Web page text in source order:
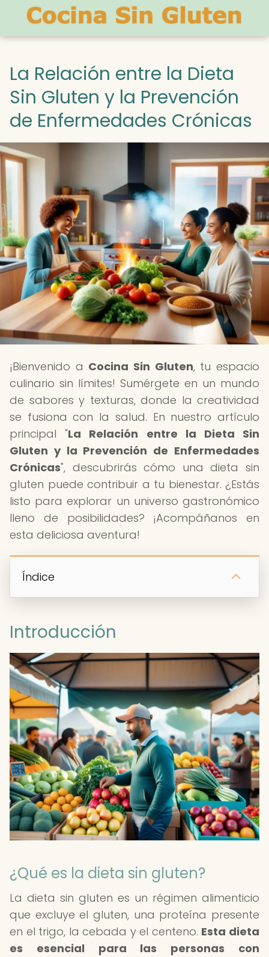
La Relación entre la Dieta
Sin Gluten y la Prevención
de Enfermedades Crónicas
¡Bienvenido a Cocina Sin Gluten, tu espacio
culinario sin límites! Sumérgete en un mundo
de sabores y texturas, donde la creatividad
se fusiona con la salud. En nuestro artículo
principal "La Relación entre la Dieta Sin
Gluten y la Prevención de Enfermedades
Crónicas", descubrirás cómo una dieta sin
gluten puede contribuir a tu bienestar. ¿Estás
listo para explorar un universo gastronómico
lleno de posibilidades? ¡Acompáñanos en
esta deliciosa aventura!
Índice
Introducción
¿Qué es la dieta sin gluten?
La dieta sin gluten es un régimen alimenticio
que excluye el gluten, una proteína presente
en el trigo, la cebada y el centeno. Esta dieta
es esencial para las personas con